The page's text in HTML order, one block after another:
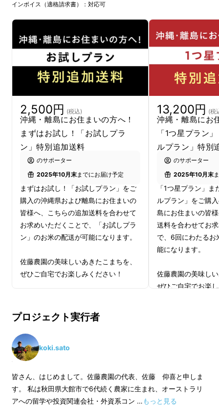
インボイス（適格請求書）：対応可
2,500円 (税込)
沖縄・離島にお住まいの方へ！
まずはお試し！「お試しプラ
ン」特別追加送料
のサポーター
2025年10月末までにお届け予定
まずはお試し！「お試しプラン」をご
購入の沖縄県および離島にお住まいの
皆様へ、こちらの追加送料を合わせて
お求めいただくことで、「お試しプラ
ン」のお米の配送が可能になります。
佐藤農園の美味しいあきたこまちを、
ぜひご自宅でお楽しみください！
※本プランのみではお米は届きませ
ん。必ず「お試しプラン」と合わせて
ご購入ください。
13,200円 (税
沖縄・離島にお
「1つ星プラン
ルプラン」特別
のサポーター
2025年10月末
「1つ星プラン」
ルプラン」をご購
島にお住まいの皆
送料を合わせてお
で、6回にわたるお
能になります。
佐藤農園の美味し
ぜひご自宅でお楽
ください。
プロジェクト実行者
koki.sato
皆さん、はじめまして。佐藤農園の代表、佐藤 仰喜と申しま
す。 私は秋田県大館市で6代続く農家に生まれ、オーストラリ
アへの留学や投資関連会社・外資系コン …もっと見る